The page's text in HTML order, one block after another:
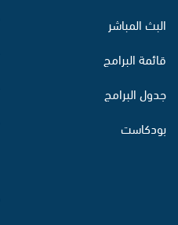
البث المباشر
قائمة البرامج
جدول البرامج
بودكاست